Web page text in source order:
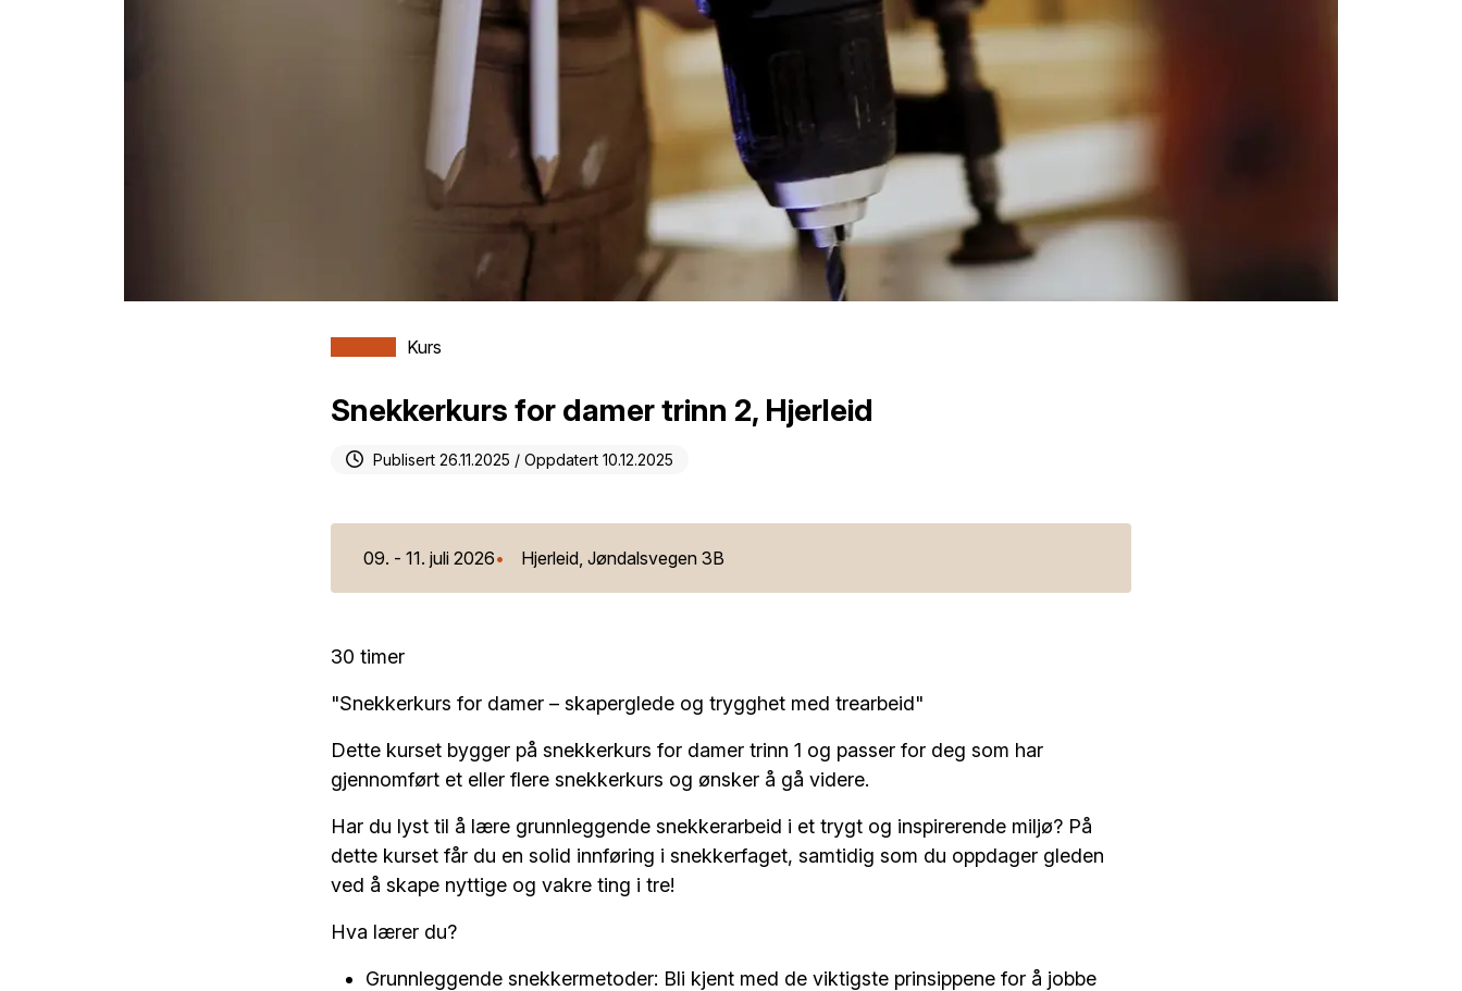
Kurs
Snekkerkurs for damer trinn 2, Hjerleid
Publisert 26.11.2025 / Oppdatert 10.12.2025
09. - 11. juli 2026 Hjerleid, Jøndalsvegen 3B
30 timer
"Snekkerkurs for damer – skaperglede og trygghet med trearbeid"
Dette kurset bygger på snekkerkurs for damer trinn 1 og passer for deg som har
gjennomført et eller flere snekkerkurs og ønsker å gå videre.
Har du lyst til å lære grunnleggende snekkerarbeid i et trygt og inspirerende miljø? På
dette kurset får du en solid innføring i snekkerfaget, samtidig som du oppdager gleden
ved å skape nyttige og vakre ting i tre!
Hva lærer du?
Grunnleggende snekkermetoder: Bli kjent med de viktigste prinsippene for å jobbe